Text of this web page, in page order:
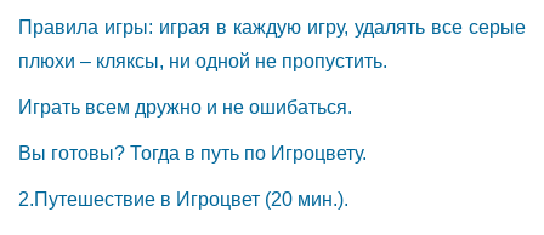
Правила игры: играя в каждую игру, удалять все серые
плюхи – кляксы, ни одной не пропустить.
Играть всем дружно и не ошибаться.
Вы готовы? Тогда в путь по Игроцвету.
2.Путешествие в Игроцвет (20 мин.).